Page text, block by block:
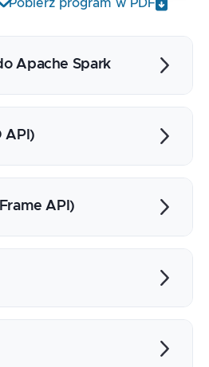
Pobierz program w PDF
Apache Spark
API)
API)
jako źródła danych